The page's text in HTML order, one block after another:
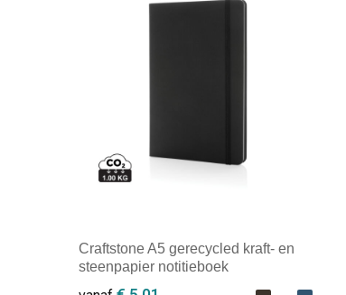
Craftstone A5 gerecycled kraft- en
steenpapier notitieboek